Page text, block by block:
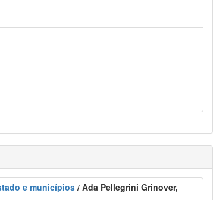
e municípios / Ada Pellegrini Grinover,